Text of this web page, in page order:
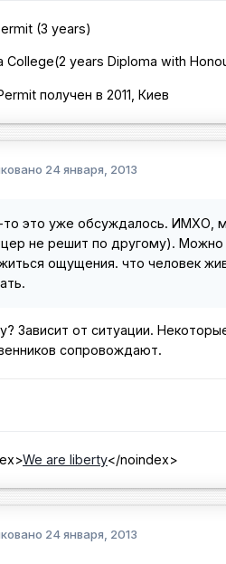
(3 years)
College(2 years Diploma with
получен в 2011, Киев
24 января, 2013
то это уже обсуждалось. ИМХО,
не решит по другому). Можно
ощущения. что человек
Зависит от ситуации.
сопровождают.
We are liberty</noindex>
24 января, 2013